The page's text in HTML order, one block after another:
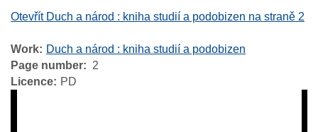
Otevřít Duch a národ : kniha studií a podobizen na straně 2
Work
Duch a národ : kniha studií a podobizen
Page number
2
Licence
PD